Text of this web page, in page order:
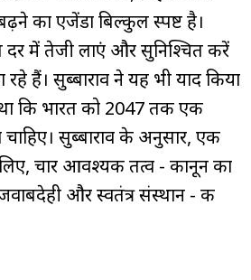
का एजेंडा बिल्कुल स्पष्ट है।
दर में तेजी लाएं और सुनिश्चित करें
हैं। सुब्बाराव ने यह भी याद किया
था कि भारत को 2047 तक एक
सुब्बाराव के अनुसार, एक
लिए, चार आवश्यक तत्व - कानून का
और स्वतंत्र संस्थान - की